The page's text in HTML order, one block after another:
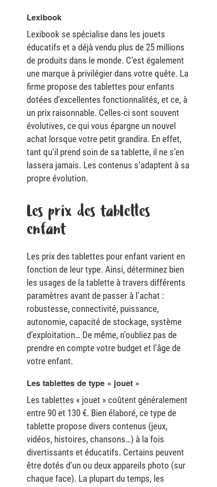
Lexibook
Lexibook se spécialise dans les jouets
éducatifs et a déjà vendu plus de 25 millions
de produits dans le monde. C’est également
une marque à privilégier dans votre quête. La
firme propose des tablettes pour enfants
dotées d’excellentes fonctionnalités, et ce, à
un prix raisonnable. Celles-ci sont souvent
évolutives, ce qui vous épargne un nouvel
achat lorsque votre petit grandira. En effet,
tant qu’il prend soin de sa tablette, il ne s’en
lassera jamais. Les contenus s’adaptent à sa
propre évolution.
Les prix des tablettes
enfant
Les prix des tablettes pour enfant varient en
fonction de leur type. Ainsi, déterminez bien
les usages de la tablette à travers différents
paramètres avant de passer à l’achat :
robustesse, connectivité, puissance,
autonomie, capacité de stockage, système
d’exploitation… De même, n’oubliez pas de
prendre en compte votre budget et l’âge de
votre enfant.
Les tablettes de type « jouet »
Les tablettes « jouet » coûtent généralement
entre 90 et 130 €. Bien élaboré, ce type de
tablette propose divers contenus (jeux,
vidéos, histoires, chansons…) à la fois
divertissants et éducatifs. Certains peuvent
être dotés d’un ou deux appareils photo (sur
chaque face). La plupart du temps, les